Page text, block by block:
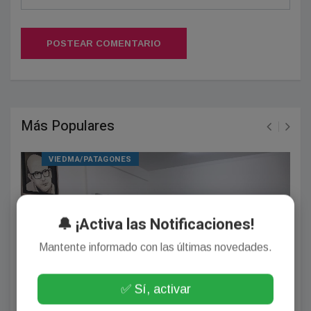
POSTEAR COMENTARIO
Más Populares
VIEDMA/PATAGONES
🔔 ¡Activa las Notificaciones!
Mantente informado con las últimas novedades.
✅ Sí, activar